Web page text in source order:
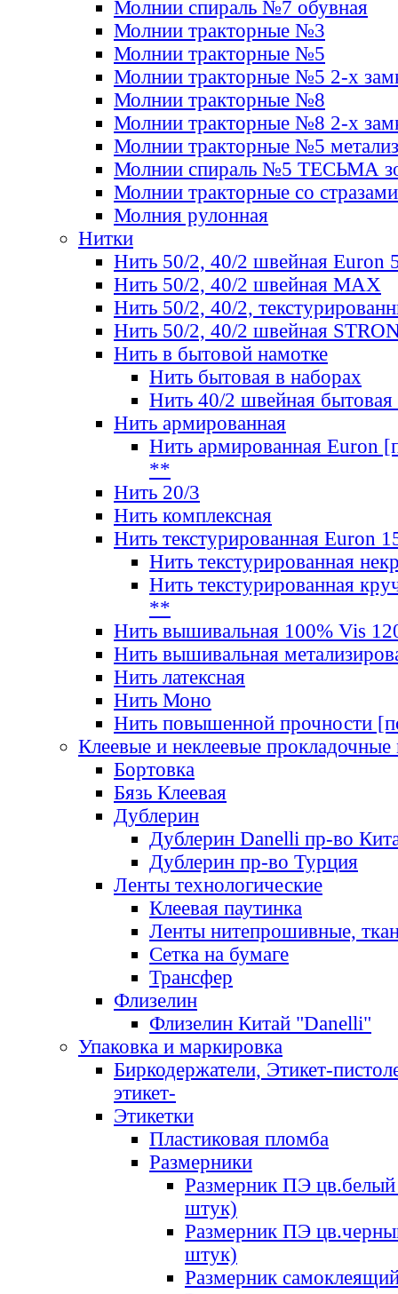
Молнии спираль №7 обувная
Молнии тракторные №3
Молнии тракторные №5
Молнии тракторные №5 2-х
Молнии тракторные №8
Молнии тракторные №8 2-х
Молнии тракторные №5
Молнии спираль №5 ТЕСЬМА
Молнии тракторные со стразами
Молния рулонная
Нитки
Нить 50/2, 40/2 швейная Euron
Нить 50/2, 40/2 швейная МАХ
Нить 50/2, 40/2,
Нить 50/2, 40/2 швейная
Нить в бытовой намотке
Нить бытовая в наборах
Нить 40/2 швейная бытовая
Нить армированная
Нить армированная Euron
**
Нить 20/3
Нить комплексная
Нить текстурированная Euron
Нить текстурированная
Нить текстурированная
**
Нить вышивальная 100% Vis
Нить вышивальная
Нить латексная
Нить Моно
Нить повышенной прочности
Клеевые и неклеевые прокладочные
Бортовка
Бязь Клеевая
Дублерин
Дублерин Danelli пр-во
Дублерин пр-во Турция
Ленты технологические
Клеевая паутинка
Ленты нитепрошивные,
Сетка на бумаге
Трансфер
Флизелин
Флизелин Китай "Danelli"
Упаковка и маркировка
Биркодержатели, Этикет-
этикет-
Этикетки
Пластиковая пломба
Размерники
Размерник ПЭ цв.белый
штук)
Размерник ПЭ
штук)
Размерник